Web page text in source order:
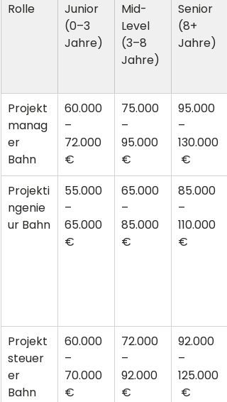
Rolle
Junior
(0–3
Jahre)
Mid-
Level
(3–8
Jahre)
Senior
(8+
Jahre)
Projekt
manag
er
Bahn
60.000
–
72.000
€
75.000
–
95.000
€
95.000
–
130.000
€
Projekti
ngenie
ur Bahn
55.000
–
65.000
€
65.000
–
85.000
€
85.000
–
110.000
€
Projekt
steuer
er
Bahn
60.000
–
70.000
€
72.000
–
92.000
€
92.000
–
125.000
€